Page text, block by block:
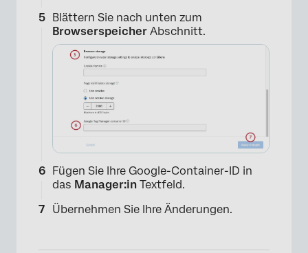
Blättern Sie nach unten zum
Browserspeicher Abschnitt.
Fügen Sie Ihre Google-Container-ID in
das Manager:in Textfeld.
Übernehmen Sie Ihre Änderungen.